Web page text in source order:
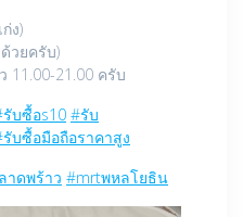
ง)
วยครับ)
11.00-21.00 ครับ
บซื้อs10 #รับ
บซื้อมือถือราคาสูง
าดพร้าว #mrtพหลโยธิน